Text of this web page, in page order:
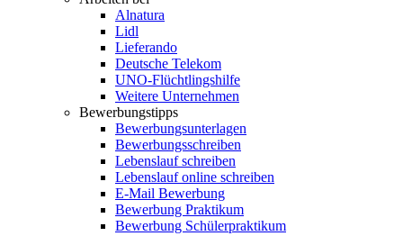
Alnatura
Lidl
Lieferando
Deutsche Telekom
UNO-Flüchtlingshilfe
Weitere Unternehmen
Bewerbungstipps
Bewerbungsunterlagen
Bewerbungsschreiben
Lebenslauf schreiben
Lebenslauf online schreiben
E-Mail Bewerbung
Bewerbung Praktikum
Bewerbung Schülerpraktikum